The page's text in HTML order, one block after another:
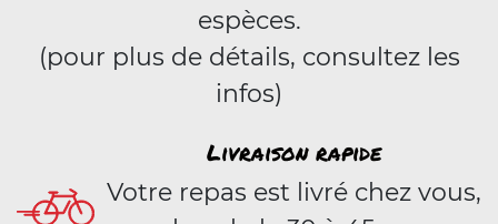
espèces.
(pour plus de détails, consultez les
infos)
Livraison rapide
Votre repas est livré chez vous,